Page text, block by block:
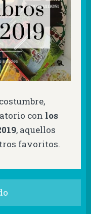
con los
, aquellos
favoritos.